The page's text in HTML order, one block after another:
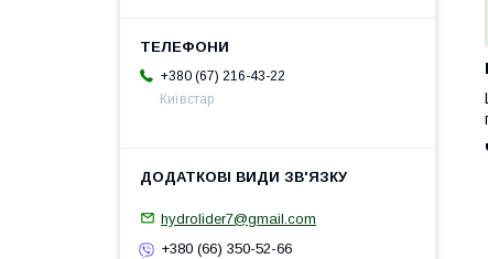
+380 (67) 216-43-22
Київстар
hydrolider7@gmail.com
+380 (66) 350-52-66